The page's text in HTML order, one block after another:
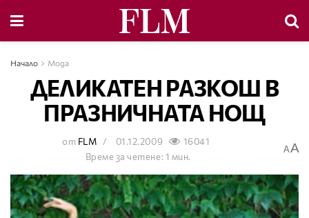
Начало Мода
ДЕЛИКАТЕН РАЗКОШ В
ПРАЗНИЧНАТА НОЩ
от FLM 01.12.2009
16041
Време за четене: 1 мин.
AA